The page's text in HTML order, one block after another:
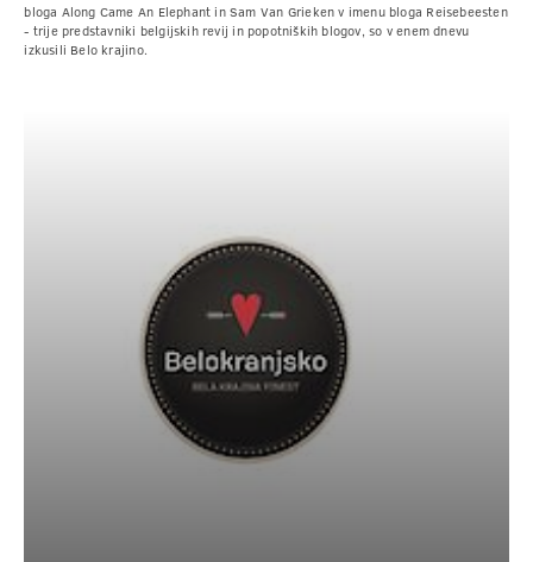
bloga Along Came An Elephant in Sam Van Grieken v imenu bloga Reisebeesten
- trije predstavniki belgijskih revij in popotniških blogov, so v enem dnevu
izkusili Belo krajino.